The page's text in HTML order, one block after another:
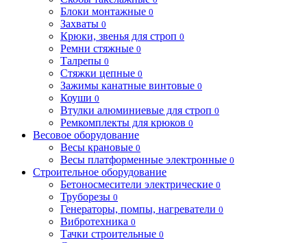
Блоки монтажные 0
Захваты 0
Крюки, звенья для строп 0
Ремни стяжные 0
Талрепы 0
Стяжки цепные 0
Зажимы канатные винтовые 0
Коуши 0
Втулки алюминиевые для строп 0
Ремкомплекты для крюков 0
Весовое оборудование
Весы крановые 0
Весы платформенные электронные 0
Строительное оборудование
Бетоносмесители электрические 0
Труборезы 0
Генераторы, помпы, нагреватели 0
Вибротехника 0
Тачки строительные 0